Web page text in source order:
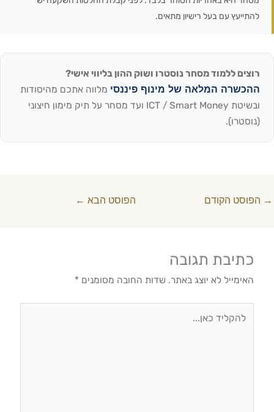
להתייעץ עם בעל רישיון מתאים.
רוצים ללמוד מסחר נוסטרו ושוק ההון בליווי אישי?
ההכשרה המלאה של מינוף פיננסי מלווה אתכם מהיסודות
ובשיטת ICT / Smart Money ועד מסחר על תיק מימון חיצוני
(נוסטרו).
→ הפוסט הקודם הפוסט הבא ←
כתיבת תגובה
האימייל לא יוצג באתר. שדות החובה מסומנים *